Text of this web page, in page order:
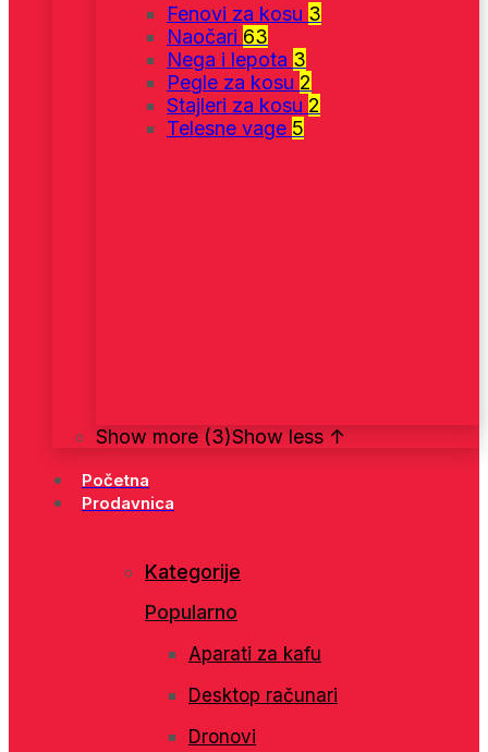
Fenovi za kosu 3
Naočari 63
Nega i lepota 3
Pegle za kosu 2
Stajleri za kosu 2
Telesne vage 5
Show more (3)Show less ↑
Početna
Prodavnica
Kategorije
Popularno
Aparati za kafu
Desktop računari
Dronovi